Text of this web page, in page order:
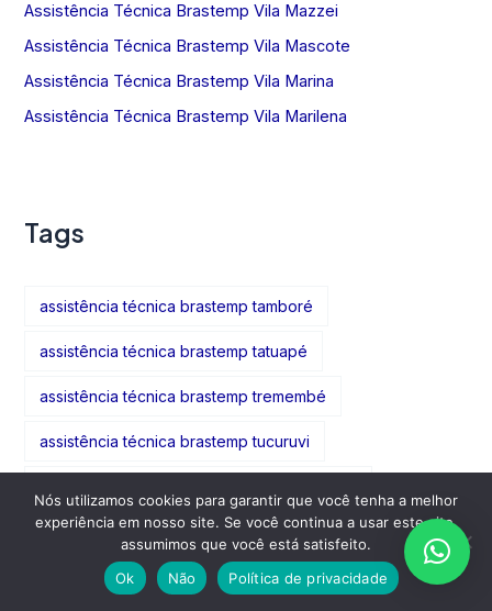
Assistência Técnica Brastemp Vila Mazzei
Assistência Técnica Brastemp Vila Mascote
Assistência Técnica Brastemp Vila Marina
Assistência Técnica Brastemp Vila Marilena
Tags
assistência técnica brastemp tamboré
assistência técnica brastemp tatuapé
assistência técnica brastemp tremembé
assistência técnica brastemp tucuruvi
assistência técnica brastemp vila amália
assistência técnica brastemp vila formosa
Nós utilizamos cookies para garantir que você tenha a melhor
experiência em nosso site. Se você continua a usar este site,
assumimos que você está satisfeito.
Ok
Não Política de privacidade